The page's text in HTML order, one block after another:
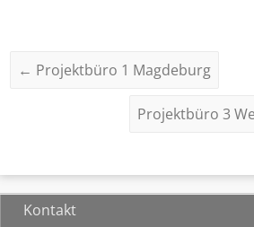
← Projektbüro 1 Magdeburg
Projektbüro 3
Kontakt